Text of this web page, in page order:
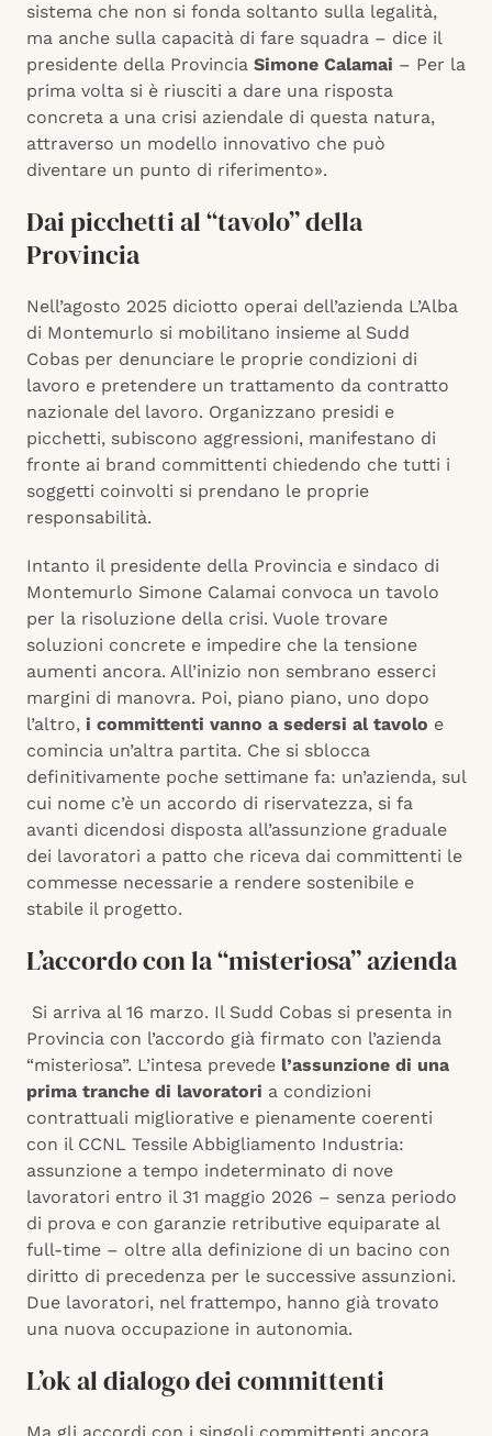
sistema che non si fonda soltanto sulla legalità,
ma anche sulla capacità di fare squadra – dice il
presidente della Provincia Simone Calamai – Per la
prima volta si è riusciti a dare una risposta
concreta a una crisi aziendale di questa natura,
attraverso un modello innovativo che può
diventare un punto di riferimento».
Dai picchetti al “tavolo” della
Provincia
Nell’agosto 2025 diciotto operai dell’azienda L’Alba
di Montemurlo si mobilitano insieme al Sudd
Cobas per denunciare le proprie condizioni di
lavoro e pretendere un trattamento da contratto
nazionale del lavoro. Organizzano presidi e
picchetti, subiscono aggressioni, manifestano di
fronte ai brand committenti chiedendo che tutti i
soggetti coinvolti si prendano le proprie
responsabilità.
Intanto il presidente della Provincia e sindaco di
Montemurlo Simone Calamai convoca un tavolo
per la risoluzione della crisi. Vuole trovare
soluzioni concrete e impedire che la tensione
aumenti ancora. All’inizio non sembrano esserci
margini di manovra. Poi, piano piano, uno dopo
l’altro, i committenti vanno a sedersi al tavolo e
comincia un’altra partita. Che si sblocca
definitivamente poche settimane fa: un’azienda, sul
cui nome c’è un accordo di riservatezza, si fa
avanti dicendosi disposta all’assunzione graduale
dei lavoratori a patto che riceva dai committenti le
commesse necessarie a rendere sostenibile e
stabile il progetto.
L’accordo con la “misteriosa” azienda
Si arriva al 16 marzo. Il Sudd Cobas si presenta in
Provincia con l’accordo già firmato con l’azienda
“misteriosa”. L’intesa prevede l’assunzione di una
prima tranche di lavoratori a condizioni
contrattuali migliorative e pienamente coerenti
con il CCNL Tessile Abbigliamento Industria:
assunzione a tempo indeterminato di nove
lavoratori entro il 31 maggio 2026 – senza periodo
di prova e con garanzie retributive equiparate al
full-time – oltre alla definizione di un bacino con
diritto di precedenza per le successive assunzioni.
Due lavoratori, nel frattempo, hanno già trovato
una nuova occupazione in autonomia.
L’ok al dialogo dei committenti